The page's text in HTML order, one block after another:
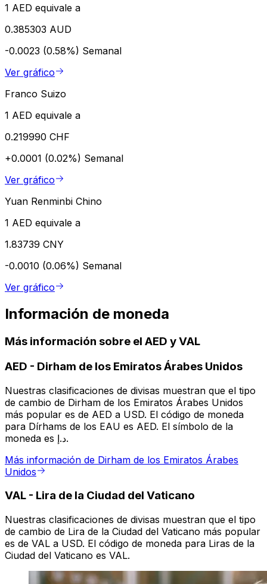
1 AED equivale a
0.385303 AUD
-0.0023 (0.58%) Semanal
Ver gráfico
Franco Suizo
1 AED equivale a
0.219990 CHF
+0.0001 (0.02%) Semanal
Ver gráfico
Yuan Renminbi Chino
1 AED equivale a
1.83739 CNY
-0.0010 (0.06%) Semanal
Ver gráfico
Información de moneda
Más información sobre el AED y VAL
AED - Dirham de los Emiratos Árabes Unidos
Nuestras clasificaciones de divisas muestran que el tipo
de cambio de Dirham de los Emiratos Árabes Unidos
más popular es de AED a USD. El código de moneda
para Dírhams de los EAU es AED. El símbolo de la
moneda es د.إ.
Más información de Dirham de los Emiratos Árabes
Unidos
VAL - Lira de la Ciudad del Vaticano
Nuestras clasificaciones de divisas muestran que el tipo
de cambio de Lira de la Ciudad del Vaticano más popular
es de VAL a USD. El código de moneda para Liras de la
Ciudad del Vaticano es VAL.